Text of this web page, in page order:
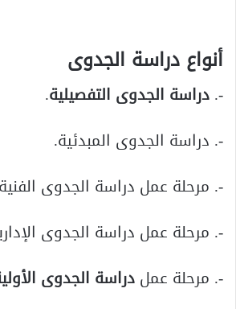
أنواع دراسة الجدوى
-.دراسة الجدوى التفصيلية.
-. دراسة الجدوى المبدئية.
-. مرحلة عمل دراسة الجدوى
-. مرحلة عمل دراسة الجدوى
-. مرحلة عملدراسة الجدوى